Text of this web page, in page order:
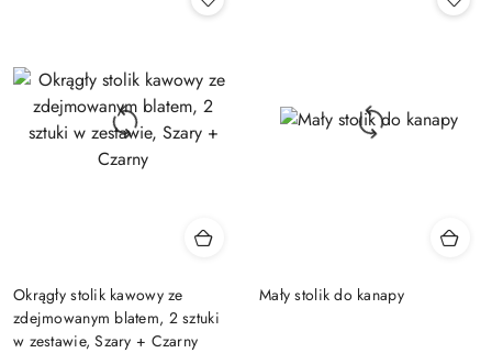
Okrągły stolik kawowy ze
zdejmowanym blatem, 2 sztuki
w zestawie, Szary + Czarny
Mały stolik do kanapy